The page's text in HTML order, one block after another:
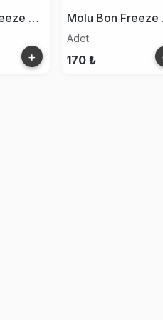
Molu Bon Freeze Dry Limon
+
Adet
170 ₺